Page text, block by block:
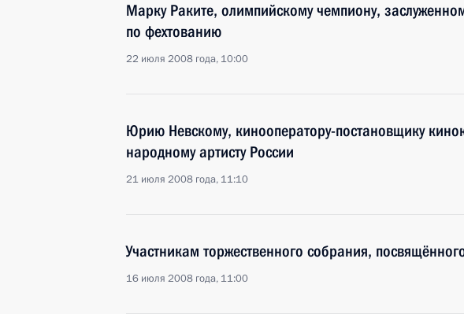
Марку Раките, олимпийскому чемпиону,
по фехтованию
22 июля 2008 года, 10:00
Юрию Невскому, кинооператору-постановщику
народному артисту России
21 июля 2008 года, 11:10
Участникам торжественного собрания,
16 июля 2008 года, 11:00